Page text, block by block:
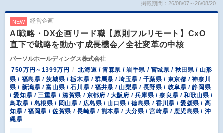
掲載期間：26/08/07～26/08/20
NEW 経営企画
AI戦略・DX企画リード職【原則フルリモート】CxO
直下で戦略を動かす成長機会／全社変革の中核
パーソルホールディングス株式会社
750万円～1399万円
北海道 / 青森県 / 岩手県 / 宮城県 / 秋田県 / 山形
県 / 福島県 / 茨城県 / 栃木県 / 群馬県 / 埼玉県 / 千葉県 / 東京都 / 神奈川
県 / 新潟県 / 富山県 / 石川県 / 福井県 / 山梨県 / 長野県 / 岐阜県 / 静岡県
/ 愛知県 / 三重県 / 滋賀県 / 京都府 / 大阪府 / 兵庫県 / 奈良県 / 和歌山県 /
鳥取県 / 島根県 / 岡山県 / 広島県 / 山口県 / 徳島県 / 香川県 / 愛媛県 / 高
知県 / 福岡県 / 佐賀県 / 長崎県 / 熊本県 / 大分県 / 宮崎県 / 鹿児島県 / 沖
縄県